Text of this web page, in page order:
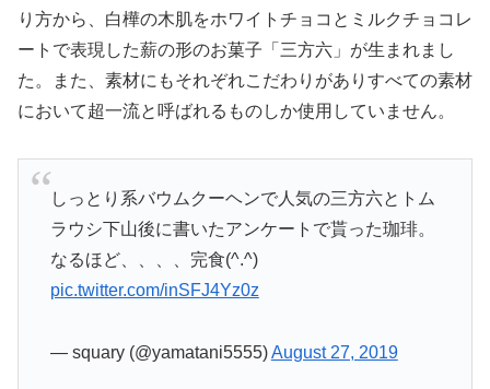
り方から、白樺の木肌をホワイトチョコとミルクチョコレ
ートで表現した薪の形のお菓子「三方六」が生まれまし
た。また、素材にもそれぞれこだわりがありすべての素材
において超一流と呼ばれるものしか使用していません。
しっとり系バウムクーヘンで人気の三方六とトム
ラウシ下山後に書いたアンケートで貰った珈琲。
なるほど、、、、完食(^.^)
pic.twitter.com/inSFJ4Yz0z
— squary (@yamatani5555)August 27, 2019